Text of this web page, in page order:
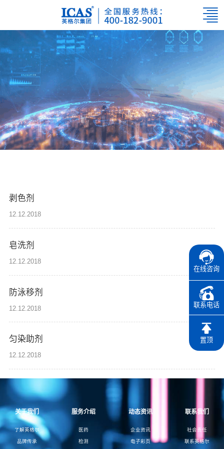
在线咨询
联系电话
置顶
剥色剂
12.12.2018
皂洗剂
12.12.2018
防泳移剂
12.12.2018
匀染助剂
12.12.2018
关于我们
了解英格尔
品牌传承
服务介绍
医药
检测
动态资讯
企业资讯
电子彩页
联系我们
社会责任
联系英格尔